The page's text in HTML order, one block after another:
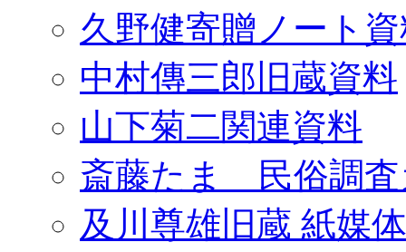
久野健寄贈ノート
中村傳三郎旧蔵資料
山下菊二関連資料
斎藤たま 民俗調査
及川尊雄旧蔵 紙媒